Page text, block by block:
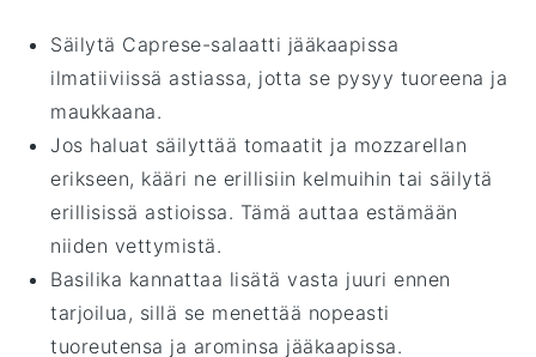
Säilytä Caprese-salaatti jääkaapissa
ilmatiiviissä astiassa, jotta se pysyy tuoreena ja
maukkaana.
Jos haluat säilyttää tomaatit ja mozzarellan
erikseen, kääri ne erillisiin kelmuihin tai säilytä
erillisissä astioissa. Tämä auttaa estämään
niiden vettymistä.
Basilika kannattaa lisätä vasta juuri ennen
tarjoilua, sillä se menettää nopeasti
tuoreutensa ja arominsa jääkaapissa.